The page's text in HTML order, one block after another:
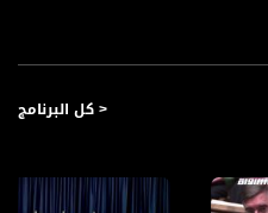
< كل البرنامج